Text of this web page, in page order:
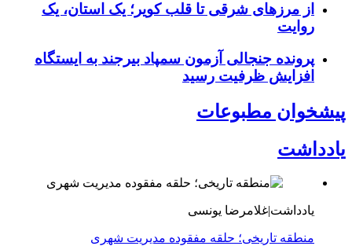
از مرزهای شرقی تا قلب کویر؛ یک استان، یک
روایت
پرونده جنجالی آزمون سمپاد بیرجند به ایستگاه
افزایش ظرفیت رسید
پیشخوان مطبوعات
یادداشت
یادداشت|غلامرضا یونسی
منطقه تاریخی؛ حلقه مفقوده مدیریت شهری